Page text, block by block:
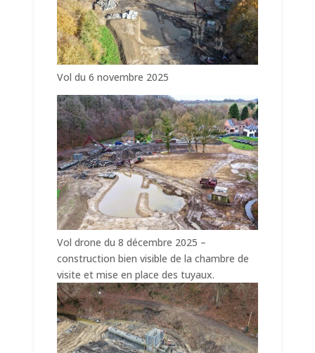
Vol du 6 novembre 2025
Vol drone du 8 décembre 2025 –
construction bien visible de la chambre de
visite et mise en place des tuyaux.